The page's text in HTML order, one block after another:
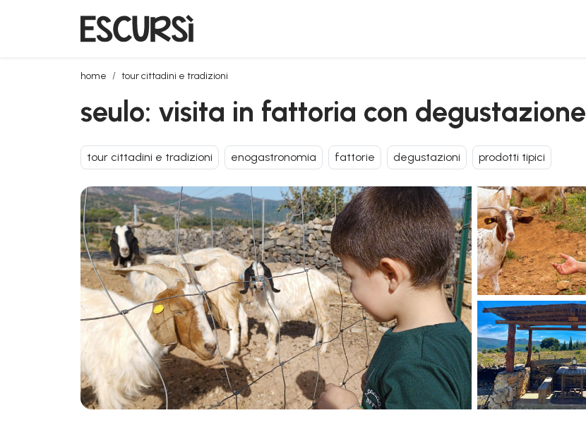
home tour cittadini e tradizioni
seulo: visita in fattoria con degustazione
seulo: visita in fattoria con degustazione
tour cittadini e tradizioni enogastronomia fattorie degustazioni prodotti tipici